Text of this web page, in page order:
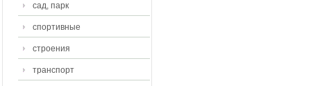
сад, парк
спортивные
строения
транспорт